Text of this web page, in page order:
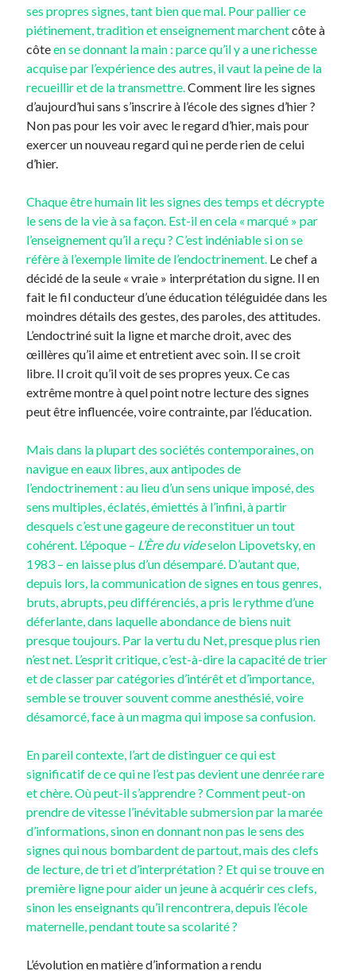
ses propres signes, tant bien que mal. Pour pallier ce
piétinement, tradition et enseignement marchentcôte à
côteen se donnant la main : parce qu’il y a une richesse
acquise par l’expérience des autres, il vaut la peine de la
recueillir et de la transmettre.Comment lire les signes
d’aujourd’hui sans s’inscrire à l’école des signes d’hier ?
Non pas pour les voir avec le regard d’hier, mais pour
exercer un nouveau regard qui ne perde rien de celui
d’hier.
Chaque être humain lit les signes des temps et décrypte
le sens de la vie à sa façon. Est-il en cela « marqué » par
l’enseignement qu’il a reçu ? C’est indéniable si on se
réfère à l’exemple limite de l’endoctrinement. Le chef a
décidé de la seule « vraie » interprétation du signe. Il en
fait le fil conducteur d’une éducation téléguidée dans les
moindres détails des gestes, des paroles, des attitudes.
L’endoctriné suit la ligne et marche droit, avec des
œillères qu’il aime et entretient avec soin. Il se croit
libre. Il croit qu’il voit de ses propres yeux. Ce cas
extrême montre à quel point notre lecture des signes
peut être influencée, voire contrainte, par l’éducation.
Mais dans la plupart des sociétés contemporaines, on
navigue en eaux libres, aux antipodes de
l’endoctrinement : au lieu d’un sens unique imposé, des
sens multiples, éclatés, émiettés à l’infini, à partir
desquels c’est une gageure de reconstituer un tout
cohérent. L’époque – L’Ère du videselon Lipovetsky, en
1983 – en laisse plus d’un désemparé. D’autant que,
depuis lors, la communication de signes en tous genres,
bruts, abrupts, peu différenciés, a pris le rythme d’une
déferlante, dans laquelle abondance de biens nuit
presque toujours. Par la vertu du Net, presque plus rien
n’est net. L’esprit critique, c’est-à-dire la capacité de trier
et de classer par catégories d’intérêt et d’importance,
semble se trouver souvent comme anesthésié, voire
désamorcé, face à un magma qui impose sa confusion.
En pareil contexte, l’art de distinguer ce qui est
significatif de ce qui ne l’est pas devient une denrée rare
et chère. Où peut-il s’apprendre ? Comment peut-on
prendre de vitesse l’inévitable submersion par la marée
d’informations, sinon en donnant non pas le sens des
signes qui nous bombardent de partout, mais des clefs
de lecture, de tri et d’interprétation ? Et qui se trouve en
première ligne pour aider un jeune à acquérir ces clefs,
sinon les enseignants qu’il rencontrera, depuis l’école
maternelle, pendant toute sa scolarité ?
L’évolution en matière d’information a rendu